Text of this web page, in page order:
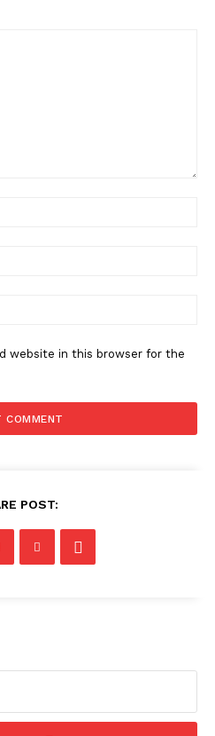
website in this browser for the
POST: